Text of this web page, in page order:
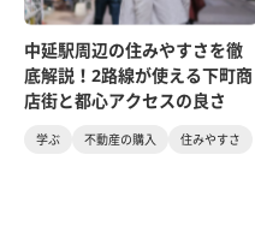
中延駅周辺の住みやすさを徹
底解説！2路線が使える下町商
店街と都心アクセスの良さ
学ぶ 不動産の購入 住みやすさ